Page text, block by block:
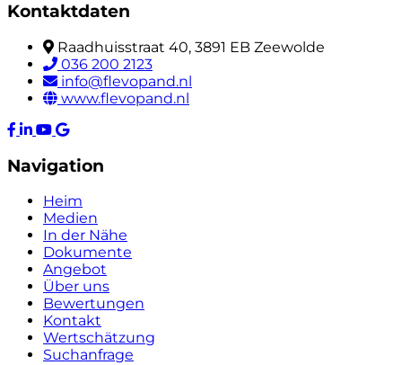
Kontaktdaten
Raadhuisstraat 40, 3891 EB Zeewolde
036 200 2123
info@flevopand.nl
www.flevopand.nl
Navigation
Heim
Medien
In der Nähe
Dokumente
Angebot
Über uns
Bewertungen
Kontakt
Wertschätzung
Suchanfrage